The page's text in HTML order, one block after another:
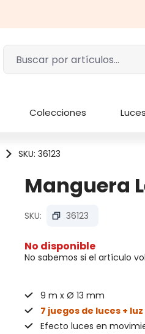
Colecciones
SKU: 36123
Manguera
SKU: 36123
No disponible
No sabemos si el artículo
9 m x Ø 13 mm
7 juegos de luces +
Efecto luces en